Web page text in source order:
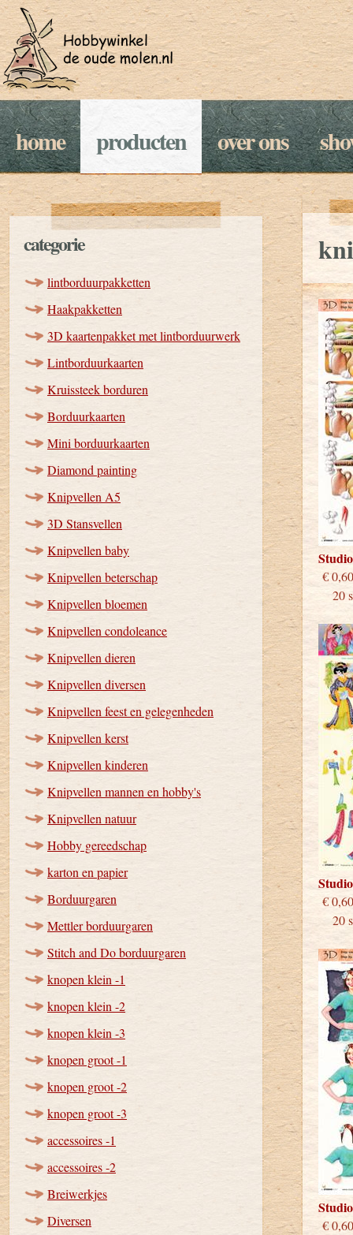
home producten over ons
categorie
lintborduurpakketten
Haakpakketten
3D kaartenpakket met lintborduurwerk
Lintborduurkaarten
Kruissteek borduren
Borduurkaarten
Mini borduurkaarten
Diamond painting
Knipvellen A5
3D Stansvellen
Knipvellen baby
Knipvellen beterschap
Knipvellen bloemen
Knipvellen condoleance
Knipvellen dieren
Knipvellen diversen
Knipvellen feest en gelegenheden
Knipvellen kerst
Knipvellen kinderen
Knipvellen mannen en hobby's
Knipvellen natuur
Hobby gereedschap
karton en papier
Borduurgaren
Mettler borduurgaren
Stitch and Do borduurgaren
knopen klein -1
knopen klein -2
knopen klein -3
knopen groot -1
knopen groot -2
knopen groot -3
accessoires -1
accessoires -2
Breiwerkjes
Diversen
20
20